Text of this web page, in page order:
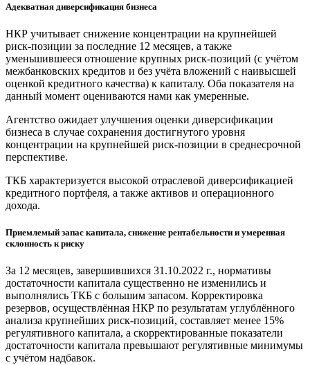
Адекватная диверсификация бизнеса
НКР учитывает снижение концентрации на крупнейшей
риск-позиции за последние 12 месяцев, а также
уменьшившееся отношение крупных риск-позиций (с учётом
межбанковских кредитов и без учёта вложений с наивысшей
оценкой кредитного качества) к капиталу. Оба показателя на
данный момент оцениваются нами как умеренные.
Агентство ожидает улучшения оценки диверсификации
бизнеса в случае сохранения достигнутого уровня
концентрации на крупнейшей риск-позиции в среднесрочной
перспективе.
ТКБ характеризуется высокой отраслевой диверсификацией
кредитного портфеля, а также активов и операционного
дохода.
Приемлемый запас капитала, снижение рентабельности и умеренная
склонность к риску
За 12 месяцев, завершившихся 31.10.2022 г., нормативы
достаточности капитала существенно не изменились и
выполнялись ТКБ с большим запасом. Корректировка
резервов, осуществлённая НКР по результатам углублённого
анализа крупнейших риск-позиций, составляет менее 15%
регулятивного капитала, а скорректированные показатели
достаточности капитала превышают регулятивные минимумы
с учётом надбавок.